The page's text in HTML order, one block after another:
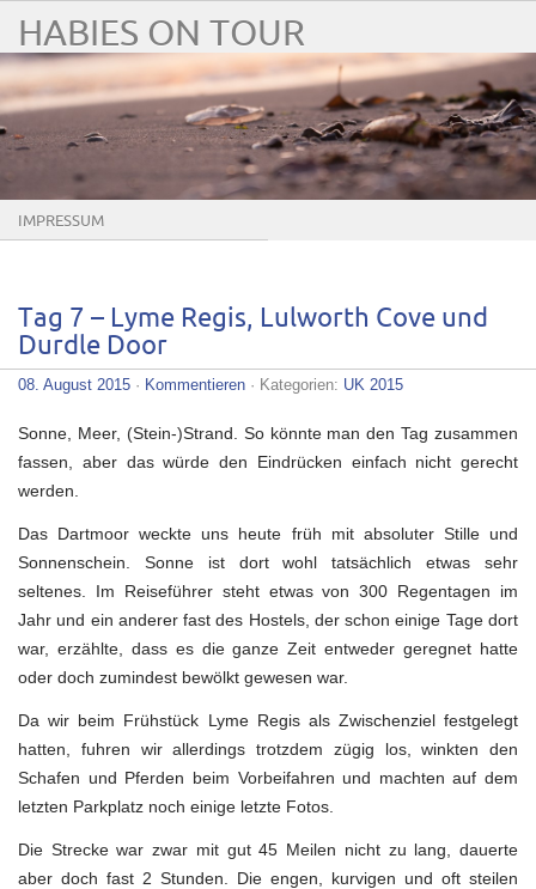
HABIES ON TOUR
IMPRESSUM
Tag 7 – Lyme Regis, Lulworth Cove und
Durdle Door
08. August 2015 · Kommentieren · Kategorien: UK 2015
Sonne, Meer, (Stein-)Strand. So könnte man den Tag zusammen
fassen, aber das würde den Eindrücken einfach nicht gerecht
werden.
Das Dartmoor weckte uns heute früh mit absoluter Stille und
Sonnenschein. Sonne ist dort wohl tatsächlich etwas sehr
seltenes. Im Reiseführer steht etwas von 300 Regentagen im
Jahr und ein anderer fast des Hostels, der schon einige Tage dort
war, erzählte, dass es die ganze Zeit entweder geregnet hatte
oder doch zumindest bewölkt gewesen war.
Da wir beim Frühstück Lyme Regis als Zwischenziel festgelegt
hatten, fuhren wir allerdings trotzdem zügig los, winkten den
Schafen und Pferden beim Vorbeifahren und machten auf dem
letzten Parkplatz noch einige letzte Fotos.
Die Strecke war zwar mit gut 45 Meilen nicht zu lang, dauerte
aber doch fast 2 Stunden. Die engen, kurvigen und oft steilen